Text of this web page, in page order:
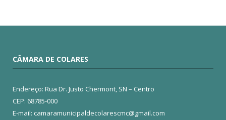
CÂMARA DE COLARES
Endereço: Rua Dr. Justo Chermont, SN – Centro
CEP: 68785-000
E-mail: camaramunicipaldecolarescmc@gmail.com